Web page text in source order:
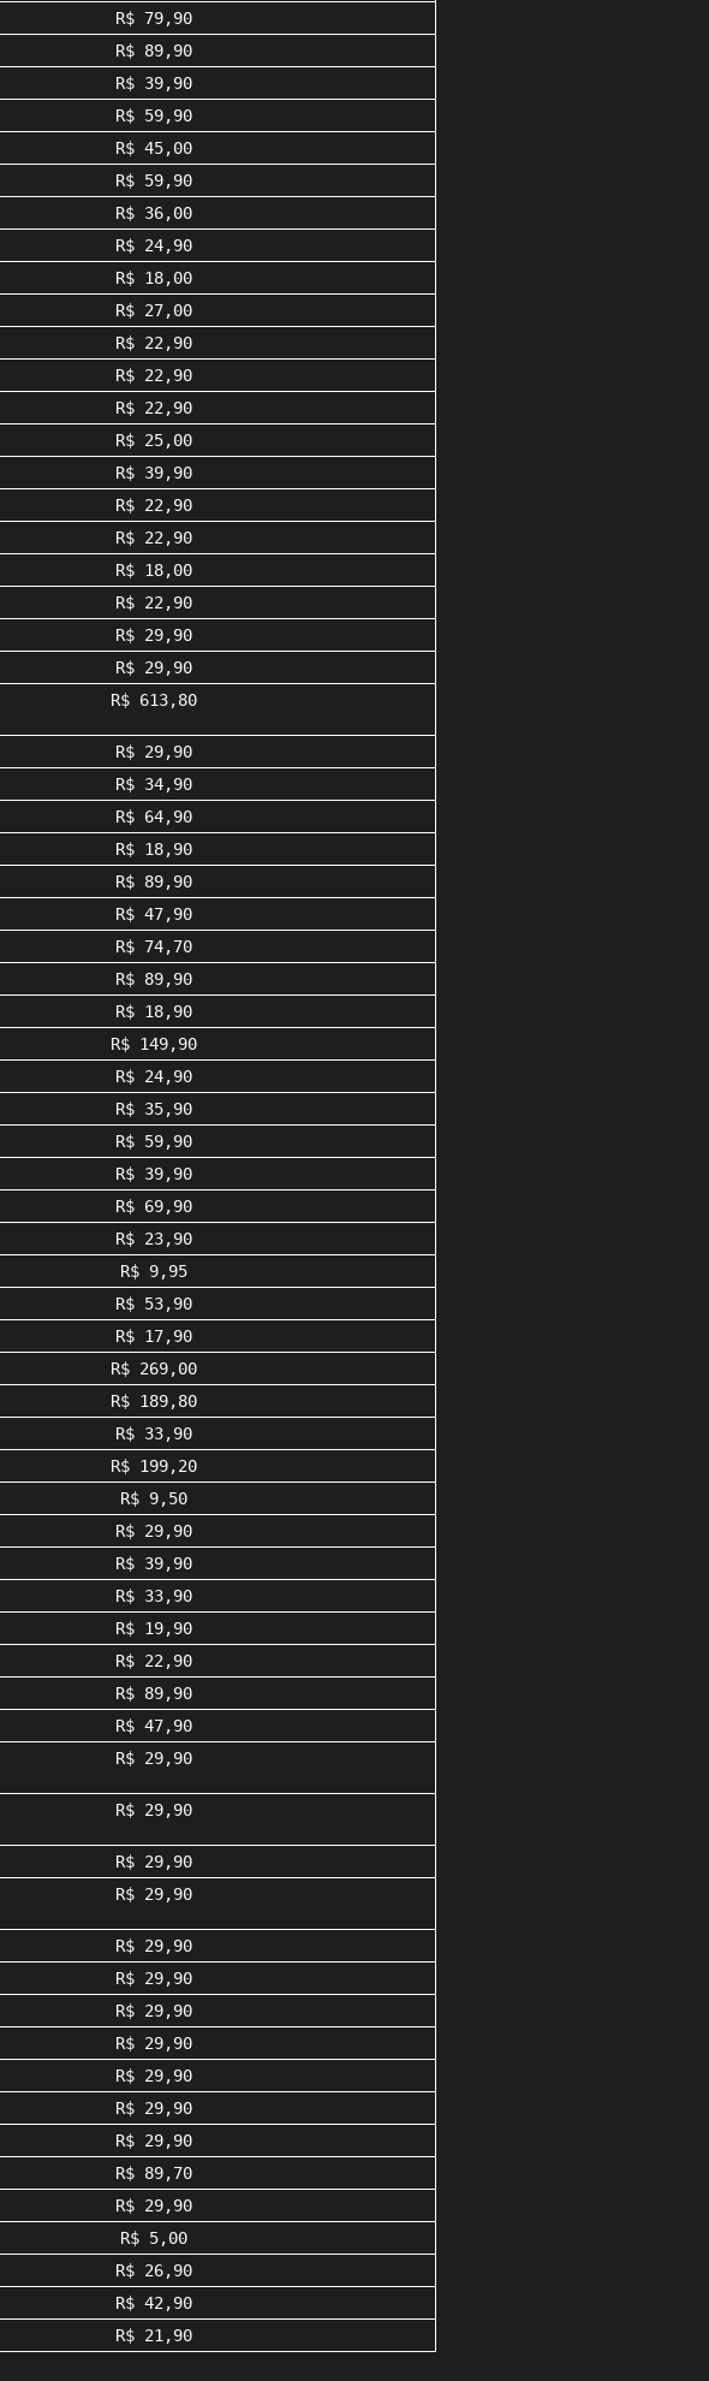
R$ 79,90
R$ 89,90
R$ 39,90
R$ 59,90
R$ 45,00
R$ 59,90
R$ 36,00
R$ 24,90
R$ 18,00
R$ 27,00
R$ 22,90
R$ 22,90
R$ 22,90
R$ 25,00
R$ 39,90
R$ 22,90
R$ 22,90
R$ 18,00
R$ 22,90
R$ 29,90
R$ 29,90
R$ 613,80
R$ 29,90
R$ 34,90
R$ 64,90
R$ 18,90
R$ 89,90
R$ 47,90
R$ 74,70
R$ 89,90
R$ 18,90
R$ 149,90
R$ 24,90
R$ 35,90
R$ 59,90
R$ 39,90
R$ 69,90
R$ 23,90
R$ 9,95
R$ 53,90
R$ 17,90
R$ 269,00
R$ 189,80
R$ 33,90
R$ 199,20
R$ 9,50
R$ 29,90
R$ 39,90
R$ 33,90
R$ 19,90
R$ 22,90
R$ 89,90
R$ 47,90
R$ 29,90
R$ 29,90
R$ 29,90
R$ 29,90
R$ 29,90
R$ 29,90
R$ 29,90
R$ 29,90
R$ 29,90
R$ 29,90
R$ 29,90
R$ 89,70
R$ 29,90
R$ 5,00
R$ 26,90
R$ 42,90
R$ 21,90